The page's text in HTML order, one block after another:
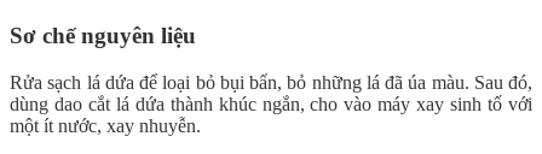
Sơ chế nguyên liệu
Rửa sạch lá dứa để loại bỏ bụi bẩn, bỏ những lá đã úa màu. Sau đó,
dùng dao cắt lá dứa thành khúc ngắn, cho vào máy xay sinh tố với
một ít nước, xay nhuyễn.